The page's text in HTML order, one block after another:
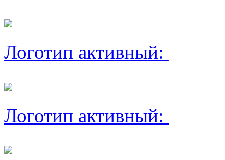
Логотип активный:
Логотип активный: